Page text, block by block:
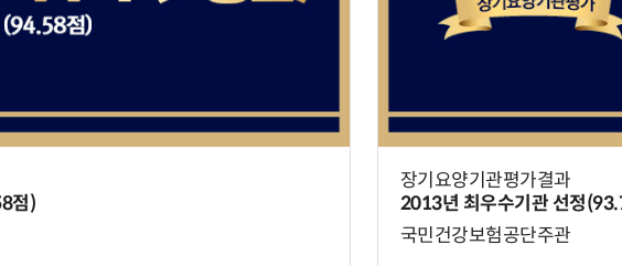
점)
장기요양기관평가결과
2013년 최우수기관 선정
국민건강보험공단주관